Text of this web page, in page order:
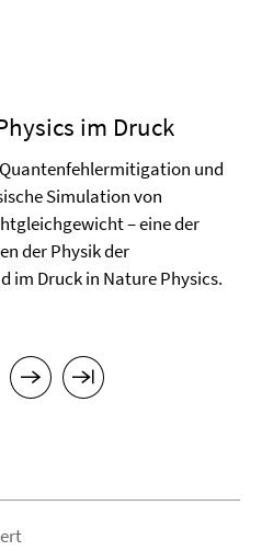
im Druck
und
Simulation von
– eine der
der Physik der
im Druck in Nature Physics.